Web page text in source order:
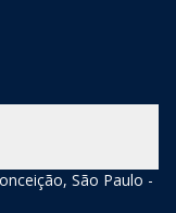
São Paulo -